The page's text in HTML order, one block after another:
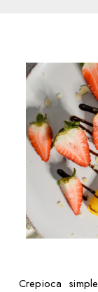
Crepioca